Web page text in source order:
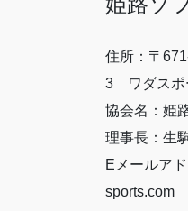
住所：〒
3 ワダスポ
協会名：姫
理事長：生
Eメールア
sports.com